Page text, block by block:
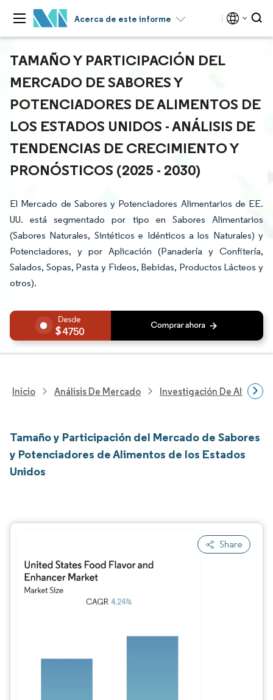
Acerca de este informe
TAMAÑO Y PARTICIPACIÓN DEL
MERCADO DE SABORES Y
POTENCIADORES DE ALIMENTOS DE
LOS ESTADOS UNIDOS - ANÁLISIS DE
TENDENCIAS DE CRECIMIENTO Y
PRONÓSTICOS (2025 - 2030)
El Mercado de Sabores y Potenciadores Alimentarios de EE.
UU. está segmentado por tipo en Sabores Alimentarios
(Sabores Naturales, Sintéticos e Idénticos a los Naturales) y
Potenciadores, y por Aplicación (Panadería y Confitería,
Salados, Sopas, Pasta y Fideos, Bebidas, Productos Lácteos y
otros).
4750
Inicio Análisis De Mercado Investigación De
Tamaño y Participación del Mercado de Sabores
y Potenciadores de Alimentos de los Estados
Unidos
Share